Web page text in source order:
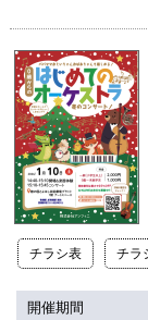
チラシ表 チラ
開催期間
イベント
プラットにつ
チケット・座
施設の利用に